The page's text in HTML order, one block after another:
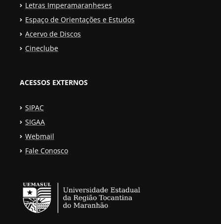
Letras Imperamaranheses
Espaço de Orientações e Estudos
Acervo de Discos
Cineclube
ACESSOS EXTERNOS
SIPAC
SIGAA
Webmail
Fale Conosco